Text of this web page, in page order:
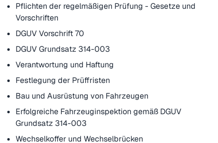
Pflichten der regelmäßigen Prüfung - Gesetze und
Vorschriften
DGUV Vorschrift 70
DGUV Grundsatz 314-003
Verantwortung und Haftung
Festlegung der Prüffristen
Bau und Ausrüstung von Fahrzeugen
Erfolgreiche Fahrzeuginspektion gemäß DGUV
Grundsatz 314-003
Wechselkoffer und Wechselbrücken